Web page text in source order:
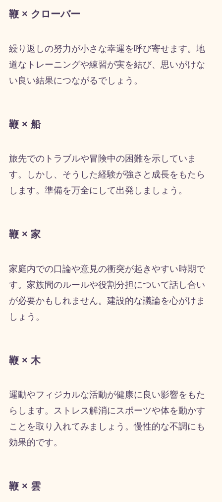
鞭 × クローバー
繰り返しの努力が小さな幸運を呼び寄せます。地
道なトレーニングや練習が実を結び、思いがけな
い良い結果につながるでしょう。
鞭 × 船
旅先でのトラブルや冒険中の困難を示していま
す。しかし、そうした経験が強さと成長をもたら
します。準備を万全にして出発しましょう。
鞭 × 家
家庭内での口論や意見の衝突が起きやすい時期で
す。家族間のルールや役割分担について話し合い
が必要かもしれません。建設的な議論を心がけま
しょう。
鞭 × 木
運動やフィジカルな活動が健康に良い影響をもた
らします。ストレス解消にスポーツや体を動かす
ことを取り入れてみましょう。慢性的な不調にも
効果的です。
鞭 × 雲